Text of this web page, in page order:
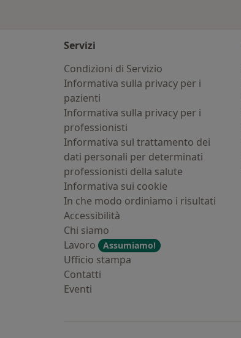
Servizi
Condizioni di Servizio
Informativa sulla privacy per i
pazienti
Informativa sulla privacy per i
professionisti
Informativa sul trattamento dei
dati personali per determinati
professionisti della salute
Informativa sui cookie
In che modo ordiniamo i risultati
Accessibilità
Chi siamo
Lavoro
Assumiamo!
Ufficio stampa
Contatti
Eventi